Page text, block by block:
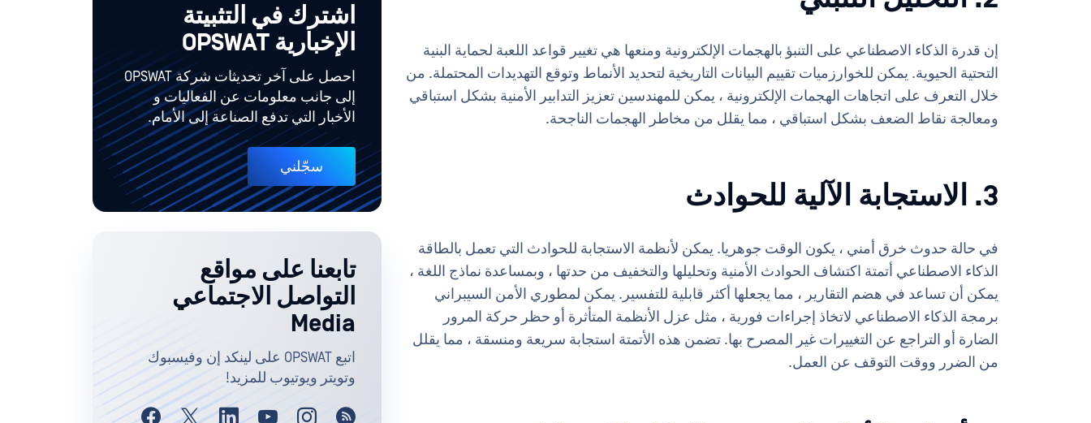
إن قدرة الذكاء الاصطناعي على التنبؤ بالهجمات الإلكترونية ومنعها هي تغيير قواعد اللعبة لحماية البنية
التحتية الحيوية. يمكن للخوارزميات تقييم البيانات التاريخية لتحديد الأنماط وتوقع التهديدات المحتملة. من
خلال التعرف على اتجاهات الهجمات الإلكترونية ، يمكن للمهندسين تعزيز التدابير الأمنية بشكل استباقي
ومعالجة نقاط الضعف بشكل استباقي ، مما يقلل من مخاطر الهجمات الناجحة.
3. الاستجابة الآلية للحوادث
في حالة حدوث خرق أمني ، يكون الوقت جوهريا. يمكن لأنظمة الاستجابة للحوادث التي تعمل بالطاقة
الذكاء الاصطناعي أتمتة اكتشاف الحوادث الأمنية وتحليلها والتخفيف من حدتها ، وبمساعدة نماذج اللغة ،
يمكن أن تساعد في هضم التقارير ، مما يجعلها أكثر قابلية للتفسير. يمكن لمطوري الأمن السيبراني
برمجة الذكاء الاصطناعي لاتخاذ إجراءات فورية ، مثل عزل الأنظمة المتأثرة أو حظر حركة المرور
الضارة أو التراجع عن التغييرات غير المصرح بها. تضمن هذه الأتمتة استجابة سريعة ومنسقة ، مما يقلل
من الضرر ووقت التوقف عن العمل.
اشترك في التثبيتة
الإخبارية OPSWAT
احصل على آخر تحديثات شركة OPSWAT
إلى جانب معلومات عن الفعاليات و
الأخبار التي تدفع الصناعة إلى الأمام.
سجّلني
تابعنا على مواقع
التواصل الاجتماعي
Media
اتبع OPSWAT على لينكد إن وفيسبوك
وتويتر ويوتيوب للمزيد!